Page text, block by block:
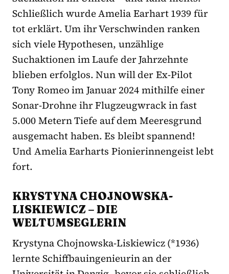
Schließlich wurde Amelia Earhart 1939 für
tot erklärt. Um ihr Verschwinden ranken
sich viele Hypothesen, unzählige
Suchaktionen im Laufe der Jahrzehnte
blieben erfolglos. Nun will der Ex-Pilot
Tony Romeo im Januar 2024 mithilfe einer
Sonar-Drohne ihr Flugzeugwrack in fast
5.000 Metern Tiefe auf dem Meeresgrund
ausgemacht haben. Es bleibt spannend!
Und Amelia Earharts Pionierinnengeist lebt
fort.
KRYSTYNA CHOJNOWSKA-
LISKIEWICZ – DIE
WELTUMSEGLERIN
Krystyna Chojnowska-Liskiewicz (*1936)
lernte Schiffbauingenieurin an der